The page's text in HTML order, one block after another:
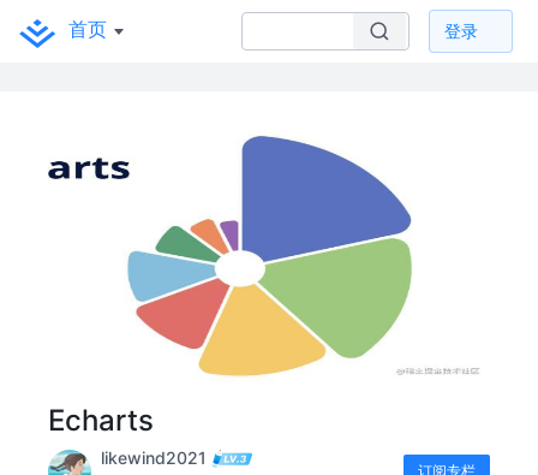
首页 登录
Echarts
likewind2021
订阅专栏